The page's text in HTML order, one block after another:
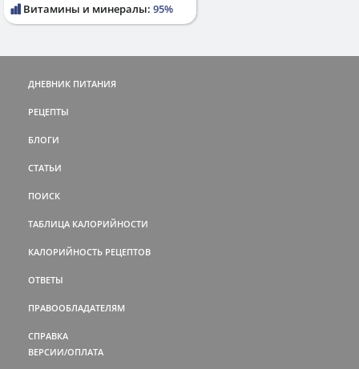
Витамины и минералы: 95%
ДНЕВНИК ПИТАНИЯ
РЕЦЕПТЫ
БЛОГИ
СТАТЬИ
ПОИСК
ТАБЛИЦА КАЛОРИЙНОСТИ
КАЛОРИЙНОСТЬ РЕЦЕПТОВ
ОТВЕТЫ
ПРАВООБЛАДАТЕЛЯМ
СПРАВКА
ВЕРСИИ/ОПЛАТА